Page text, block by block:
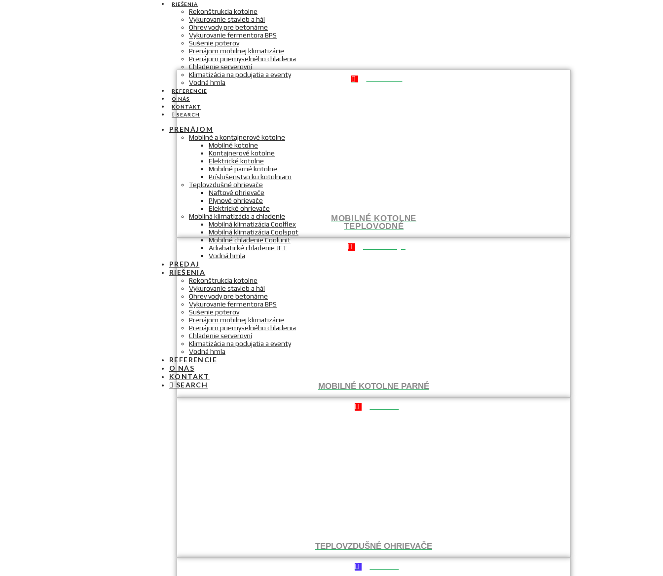
RIEŠENIA
Rekonštrukcia kotolne
Vykurovanie stavieb a hál
Ohrev vody pre betonárne
Vykurovanie fermentora BPS
Sušenie poterov
Prenájom mobilnej klimatizácie
Prenájom priemyselného chladenia
Chladenie serverovní
Klimatizácia na podujatia a eventy
Vodná hmla
REFERENCIE
O NÁS
KONTAKT
SEARCH
PRENÁJOM
Mobilné a kontajnerové kotolne
Mobilné kotolne
Kontajnerové kotolne
Elektrické kotolne
Mobilné parné kotolne
Príslušenstvo ku kotolniam
Teplovzdušné ohrievače
Naftové ohrievače
Plynové ohrievače
Elektrické ohrievače
Mobilná klimatizácia a chladenie
Mobilná klimatizácia Coolflex
Mobilná klimatizácia Coolspot
Mobilné chladenie Coolunit
Adiabatické chladenie JET
Vodná hmla
PREDAJ
RIEŠENIA
Rekonštrukcia kotolne
Vykurovanie stavieb a hál
Ohrev vody pre betonárne
Vykurovanie fermentora BPS
Sušenie poterov
Prenájom mobilnej klimatizácie
Prenájom priemyselného chladenia
Chladenie serverovní
Klimatizácia na podujatia a eventy
Vodná hmla
REFERENCIE
O NÁS
KONTAKT
SEARCH
MOBILNÉ KOTOLNE
TEPLOVODNÉ
MOBILNÉ KOTOLNE PARNÉ
TEPLOVZDUŠNÉ OHRIEVAČE